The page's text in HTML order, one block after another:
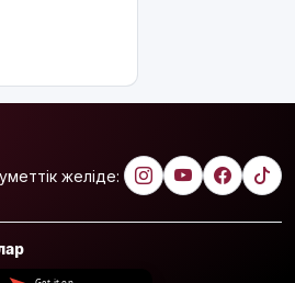
желіде: